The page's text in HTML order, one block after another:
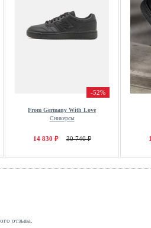
-52%
From Germany With Love
Сникерсы
14 830 ₽ 30 740 ₽
отзыва.